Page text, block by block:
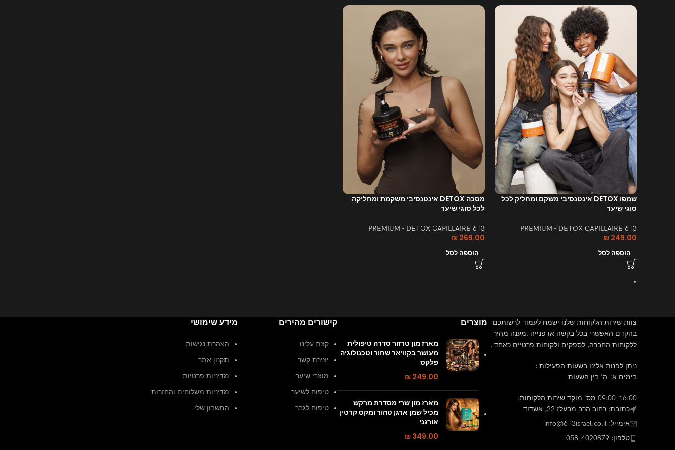
שמפו DETOX אינטנסיבי משקם ומחליק לכל
סוגי שיער
613 PREMIUM - DETOX CAPILLAIRE
₪ 249.00
הוספה לסל
מסכה DETOX אינטנסיבי משקמת ומחליקה
לכל סוגי שיער
613 PREMIUM - DETOX CAPILLAIRE
₪ 269.00
הוספה לסל
צוות שירות הלקוחות שלנו ישמח לעמוד לרשותכם
בהקדם האפשרי בכל בקשה או פנייה .מענה מהיר
ללקוחות החברה, לספקים ולקוחות פרטיים כאחד .
ניתן לפנות אלינו בשעות הפעילות :
בימים א'-ה' בין השעות
09:00-16:00 מס' מוקד שירות הלקוחות:
כתובת: רחוב הרב מבעלז 22, אשדוד
אימייל: info@613israel.co.il
טלפון: 058-4020879
מוצרים
מארז מון טרזור סדרה טיפולית
מעושר בקוויאר שחור וטכנולוגיה
פלקס
₪ 249.00
מארז מון שרי מסדרת מרקש
מכיל שמן ארגן טהור ומקס קרטין
אורגני
₪ 349.00
קישורים מהירים
קצת עלינו
יצירת קשר
מוצרי שיער
טיפוח לשיער
טיפוח לגבר
מידע שימושי
הצהרת נגישות
תקנון אתר
מדיניות פרטיות
מדיניות משלוחים והחזרות
החשבון שלי